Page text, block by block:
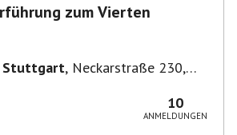
zum Vierten
Stuttgart, Neckarstraße 230,
10
ANMELDUNGEN